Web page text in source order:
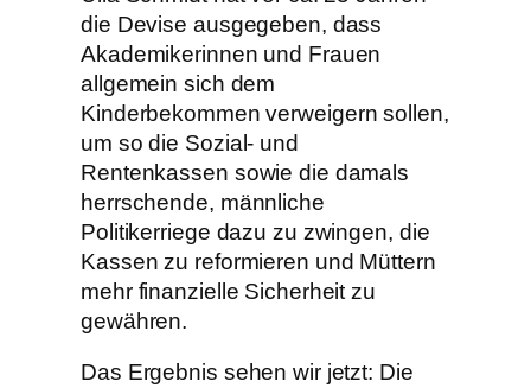
die Devise ausgegeben, dass
Akademikerinnen und Frauen
allgemein sich dem
Kinderbekommen verweigern sollen,
um so die Sozial- und
Rentenkassen sowie die damals
herrschende, männliche
Politikerriege dazu zu zwingen, die
Kassen zu reformieren und Müttern
mehr finanzielle Sicherheit zu
gewähren.
Das Ergebnis sehen wir jetzt: Die